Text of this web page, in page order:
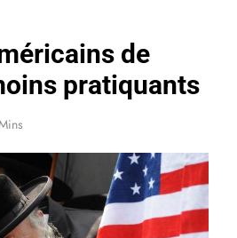
de
pratiquants